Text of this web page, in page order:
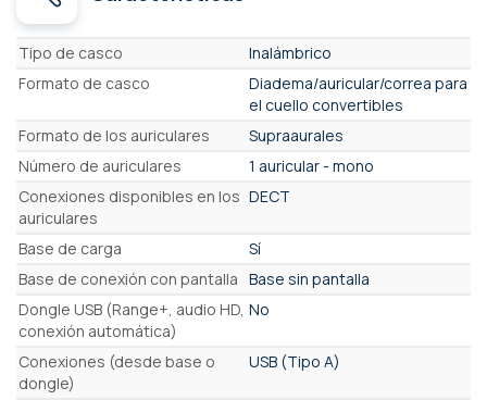
Características
Tipo de casco
Inalámbrico
Formato de casco
Diadema/auricular/correa para
el cuello convertibles
Formato de los auriculares
Supraaurales
Número de auriculares
1 auricular - mono
Conexiones disponibles en los
auriculares
DECT
Base de carga
Sí
Base de conexión con pantalla Base sin pantalla
Dongle USB (Range+, audio HD,
conexión automática)
No
Conexiones (desde base o
dongle)
USB (Tipo A)